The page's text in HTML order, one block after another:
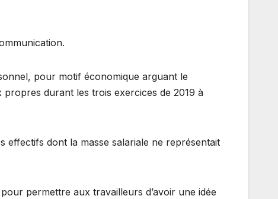
pour motif économique arguant le
durant les trois exercices de 2019 à
effectifs dont la masse salariale ne représentait
permettre aux travailleurs d’avoir une idée